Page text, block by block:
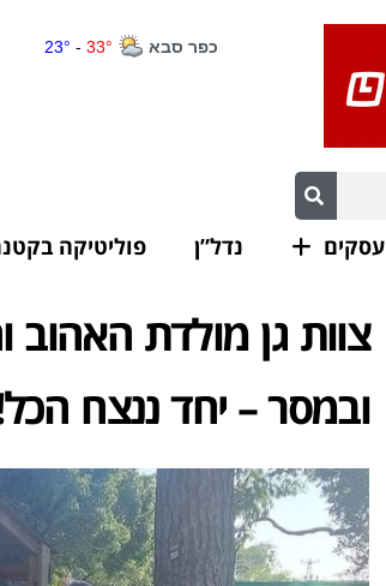
עסקים נדל”ן פוליטיקה
צוות גן מולדת האהוב
ובמסר – יחד ננצח